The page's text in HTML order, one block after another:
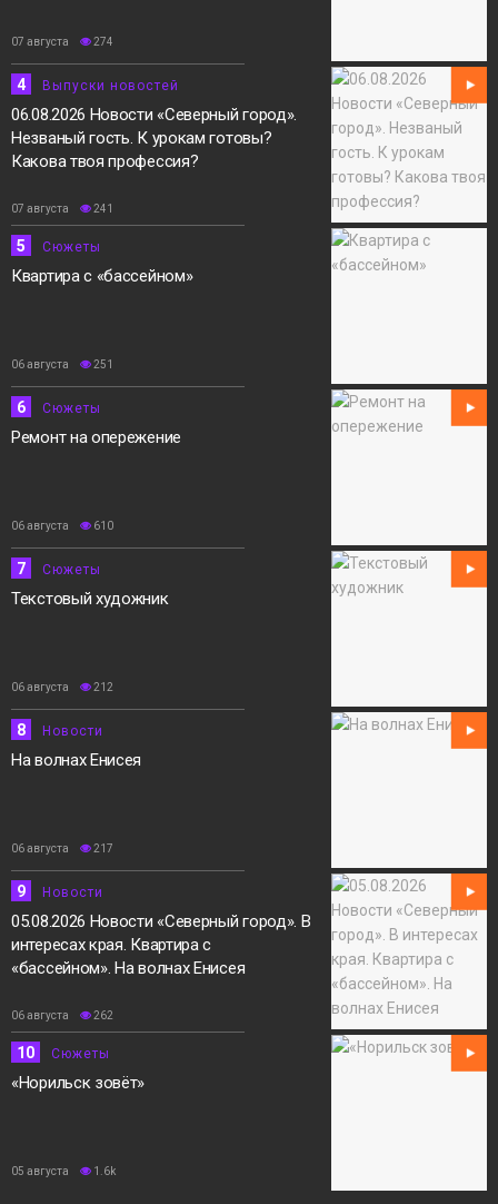
07 августа 274
4 Выпуски новостей
06.08.2026 Новости «Северный город».
Незваный гость. К урокам готовы?
Какова твоя профессия?
07 августа 241
5 Сюжеты
Квартира с «бассейном»
06 августа 251
6 Сюжеты
Ремонт на опережение
06 августа 610
7 Сюжеты
Текстовый художник
06 августа 212
8 Новости
На волнах Енисея
06 августа 217
9 Новости
05.08.2026 Новости «Северный город». В
интересах края. Квартира с
«бассейном». На волнах Енисея
06 августа 262
10 Сюжеты
«Норильск зовёт»
05 августа 1.6k